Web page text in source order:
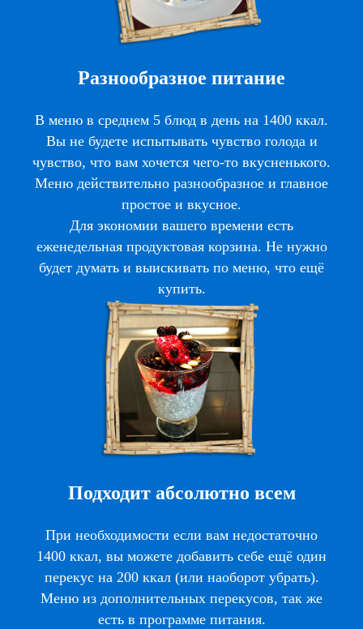
Разнообразное питание
В меню в среднем 5 блюд в день на 1400 ккал.
Вы не будете испытывать чувство голода и
чувство, что вам хочется чего-то вкусненького.
Меню действительно разнообразное и главное
простое и вкусное.
Для экономии вашего времени есть
еженедельная продуктовая корзина. Не нужно
будет думать и выискивать по меню, что ещё
купить.
Подходит абсолютно всем
При необходимости если вам недостаточно
1400 ккал, вы можете добавить себе ещё один
перекус на 200 ккал (или наоборот убрать).
Меню из дополнительных перекусов, так же
есть в программе питания.